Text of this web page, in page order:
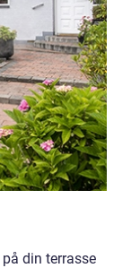
din terrasse